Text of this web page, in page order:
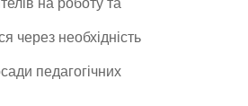
на роботу та
через необхідність
педагогічних